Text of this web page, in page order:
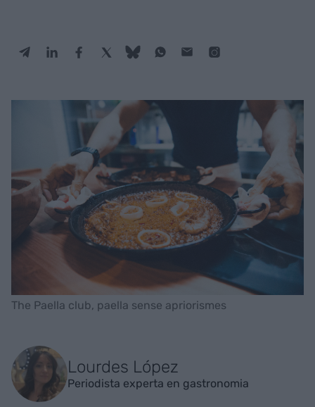
The Paella club, paella sense apriorismes
Lourdes López
Periodista experta en gastronomia